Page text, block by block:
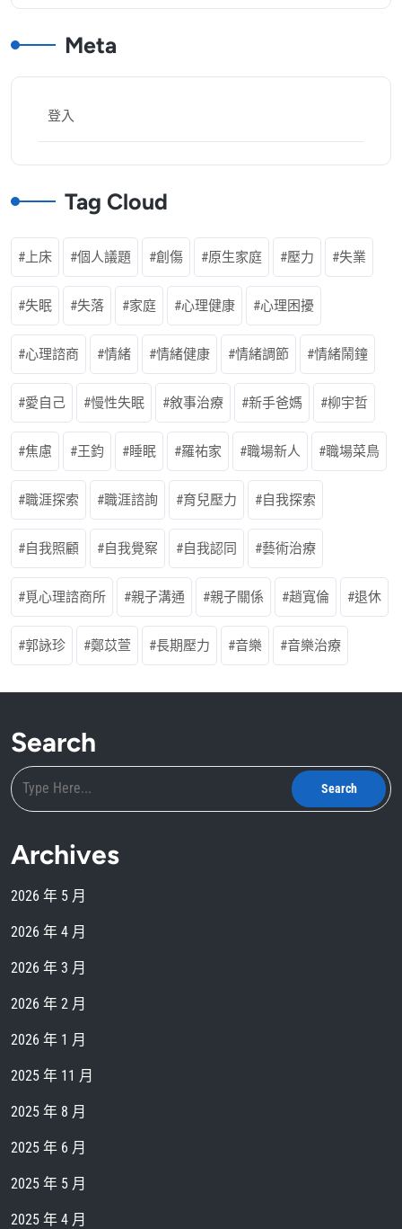
Meta
登入
Tag Cloud
上床 個人議題 創傷 原生家庭 壓力 失業
失眠 失落 家庭 心理健康 心理困擾
心理諮商 情緒 情緒健康 情緒調節 情緒鬧鐘
愛自己 慢性失眠 敘事治療 新手爸媽 柳宇哲
焦慮 王鈞 睡眠 羅祐家 職場新人 職場菜鳥
職涯探索 職涯諮詢 育兒壓力 自我探索
自我照顧 自我覺察 自我認同 藝術治療
覓心理諮商所 親子溝通 親子關係 趙寬倫 退休
郭詠珍 鄭苡萱 長期壓力 音樂 音樂治療
Search
Archives
2026 年 5 月
2026 年 4 月
2026 年 3 月
2026 年 2 月
2026 年 1 月
2025 年 11 月
2025 年 8 月
2025 年 6 月
2025 年 5 月
2025 年 4 月